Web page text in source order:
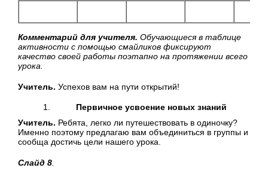
Комментарий для учителя. Обучающиеся в таблице
активности с помощью смайликов фиксируют
качество своей работы поэтапно на протяжении всего
урока.
Учитель. Успехов вам на пути открытий!
Первичное усвоение новых знаний
Учитель. Ребята, легко ли путешествовать в одиночку?
Именно поэтому предлагаю вам объединиться в группы и
сообща достичь цели нашего урока.
Слайд 8